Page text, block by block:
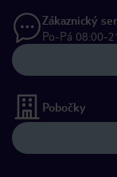
Zákaznický
Po-Pá 08:00-
Pobočky